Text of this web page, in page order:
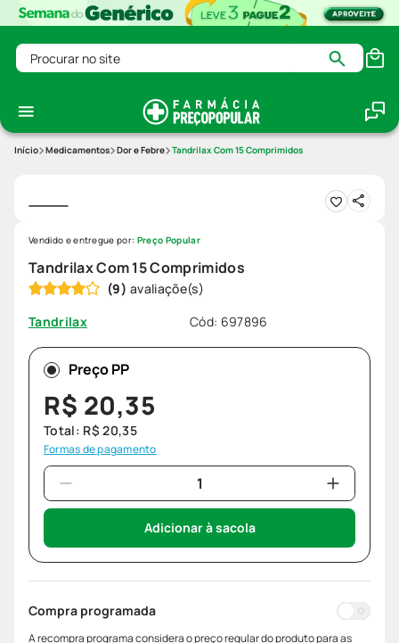
Procurar no site
Medicamentos Dor e Febre Tandrilax Com 15 Comprimidos
Tandrilax Com 15 Comprimidos
(9)
Tandrilax
Cód: 697896
Vendido e entregue por: Preço Popular
Preço PP
R$ 20,35
Total: R$ 20,35
Formas de pagamento
Adicionar à sacola
Compra programada
A recompra programa considera o preço regular do produto para as